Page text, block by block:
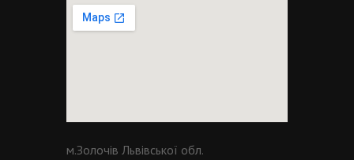
м.Золочів Львівської обл.